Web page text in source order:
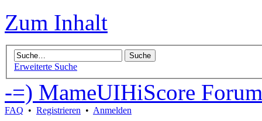
Zum Inhalt
Erweiterte Suche
-=) MameUIHiScore
FAQ • Registrieren • Anmelden